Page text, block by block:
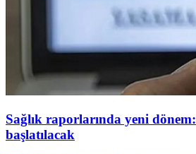
Sağlık raporlarında yeni
başlatılacak